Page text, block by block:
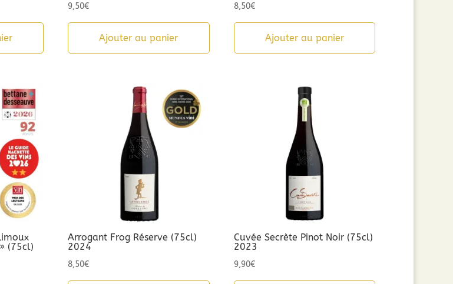
9,50€
Ajouter au panier
8,50€
Ajouter au panier
(75cl)
Arrogant Frog Réserve (75cl)
2024
8,50€
Cuvée Secrète Pinot Noir (75cl)
2023
9,90€